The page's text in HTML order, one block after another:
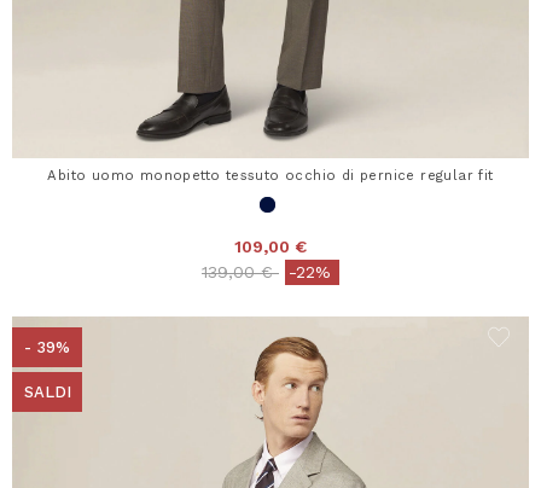
Abito uomo monopetto tessuto occhio di pernice regular fit
109,00 €
Price reduced from
139,00 €to-22%
- 39%
SALDI